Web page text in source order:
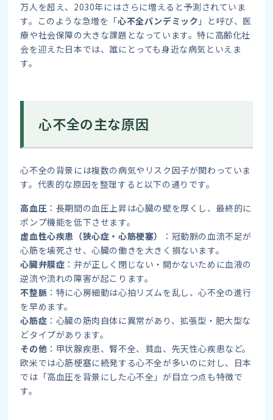
万人を超え、2030年にはさらに増えると予測されていま
す。このような急増を「心不全パンデミック 」と呼び、医
療や社会保障の大きな課題となっています。特に高齢化社
会を迎えた日本では、誰にとっても身近な病気といえま
す。
心不全の主な原因
心不全の背景には複数の病気やリスク因子が関わっていま
す。代表的な原因を整理すると以下の通りです。
高血圧 ：長期間の血圧上昇は心臓の壁を厚くし、最終的に
ポンプ機能を低下させます。
虚血性心疾患（狭心症・心筋梗塞）
：冠動脈の血流不足が
心筋を壊死させ、心臓の働きを大きく損ないます。
心臓弁膜症 ：弁が正しく閉じない・開かないために血液の
逆流や流れの障害が起こります。
不整脈 ：特に心房細動は心拍リズムを乱し、心不全の進行
を早めます。
心筋症 ：心臓の筋肉自体に異常があり、拡張型・肥大型な
どタイプがあります。
その他 ：甲状腺疾患、腎不全、貧血、先天性心疾患など。
欧米では心筋梗塞に続発する心不全が多いのに対し、日本
では「高血圧を背景にした心不全」が目立つ点も特徴で
す。